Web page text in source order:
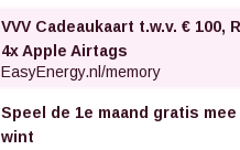
VVV Cadeaukaart t.w.v. € 100,
4x Apple Airtags
EasyEnergy.nl/memory
Speel de 1e maand gratis
wint